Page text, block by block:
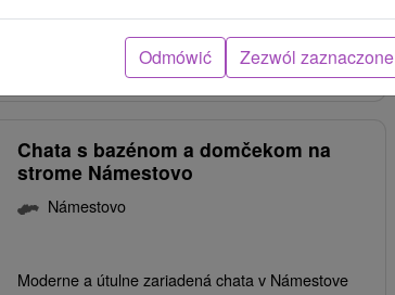
POKAZ
Chata s bazénom a domčekom na
strome Námestovo
Námestovo
Moderne a útulne zariadená chata v Námestove
Odmówić Zezwól zaznaczone